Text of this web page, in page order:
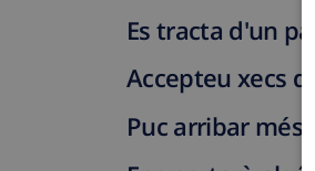
Es tracta d'un
Accepteu xecs
Puc arribar més